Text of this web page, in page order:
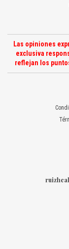
Las opiniones
exclusiva
reflejan los